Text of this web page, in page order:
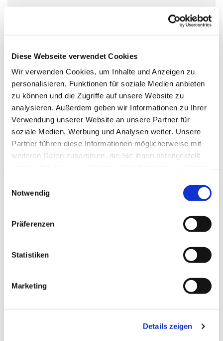
Diese Webseite verwendet Cookies
Wir verwenden Cookies, um Inhalte und Anzeigen zu
personalisieren, Funktionen für soziale Medien anbieten
zu können und die Zugriffe auf unsere Website zu
analysieren. Außerdem geben wir Informationen zu Ihrer
Verwendung unserer Website an unsere Partner für
soziale Medien, Werbung und Analysen weiter. Unsere
Partner führen diese Informationen möglicherweise mit
weiteren Daten zusammen, die Sie ihnen bereitgestellt
Notwendig
Präferenzen
Statistiken
Marketing
Details zeigen